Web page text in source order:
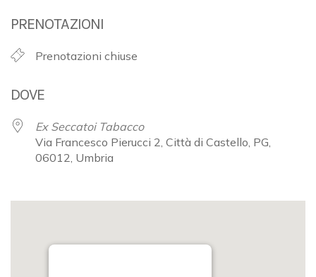
PRENOTAZIONI
Prenotazioni chiuse
DOVE
Ex Seccatoi Tabacco
Via Francesco Pierucci 2, Città di Castello, PG,
06012, Umbria